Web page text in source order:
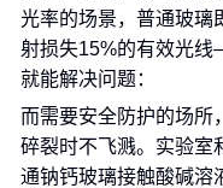
光率的场景，普通玻璃
射损失15%的有效光
就能解决问题：
而需要安全防护的场所，
碎裂时不飞溅。实验室
通钠钙玻璃接触酸碱溶